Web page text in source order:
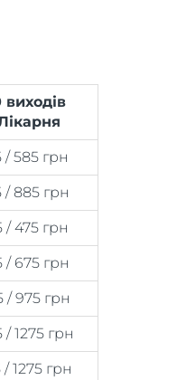
виходів
/ 585 грн
/ 885 грн
/ 475 грн
/ 675 грн
/ 975 грн
/ 1275 грн
/ 1275 грн